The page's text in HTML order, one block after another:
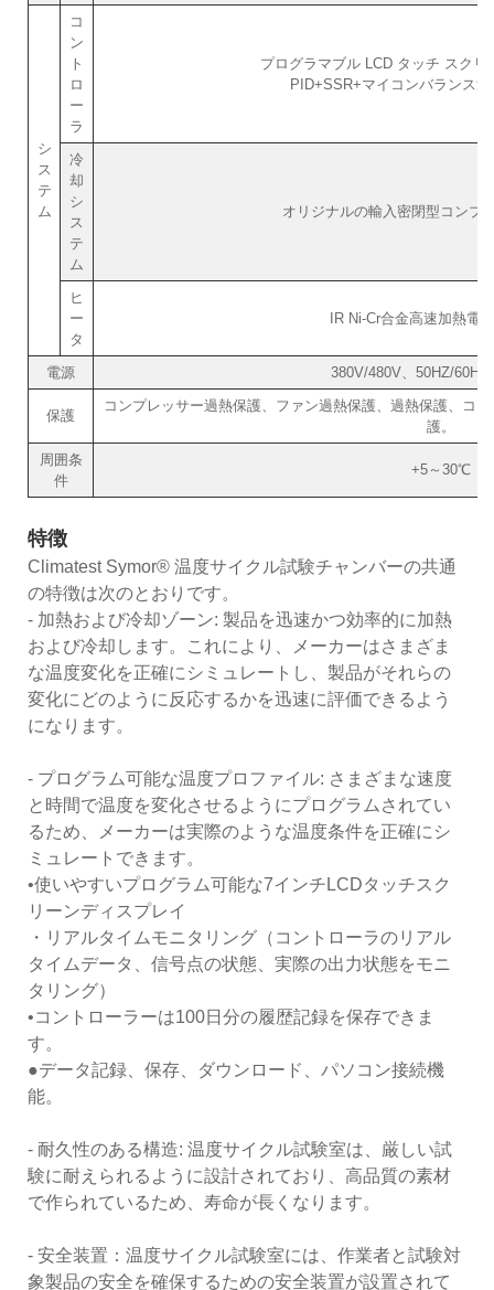
シ
ス
テ
ム
コ
ン
ト
ロ
ー
ラ
プログラマブル LCD タッチ スクリ
PID+SSR+マイコンバランス
冷
却
シ
ス
テ
ム
オリジナルの輸入密閉型コンプ
ヒ
ー
タ
IR Ni-Cr合金高速加熱電
電源 380V/480V、50HZ/60HZ
保護
コンプレッサー過熱保護、ファン過熱保護、過熱保護、コ
護。
周囲条
件
+5～30℃
特徴
Climatest Symor® 温度サイクル試験チャンバーの共通
の特徴は次のとおりです。
- 加熱および冷却ゾーン: 製品を迅速かつ効率的に加熱
および冷却します。これにより、メーカーはさまざま
な温度変化を正確にシミュレートし、製品がそれらの
変化にどのように反応するかを迅速に評価できるよう
になります。
- プログラム可能な温度プロファイル: さまざまな速度
と時間で温度を変化させるようにプログラムされてい
るため、メーカーは実際のような温度条件を正確にシ
ミュレートできます。
•使いやすいプログラム可能な7インチLCDタッチスク
リーンディスプレイ
・リアルタイムモニタリング（コントローラのリアル
タイムデータ、信号点の状態、実際の出力状態をモニ
タリング）
•コントローラーは100日分の履歴記録を保存できま
す。
●データ記録、保存、ダウンロード、パソコン接続機
能。
- 耐久性のある構造: 温度サイクル試験室は、厳しい試
験に耐えられるように設計されており、高品質の素材
で作られているため、寿命が長くなります。
- 安全装置：温度サイクル試験室には、作業者と試験対
象製品の安全を確保するための安全装置が設置されて